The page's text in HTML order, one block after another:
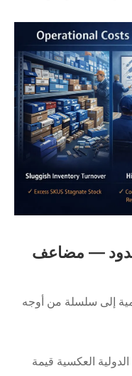
— مضاعف
إلى سلسلة من أوجه
العكسية قيمة